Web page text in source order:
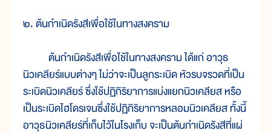
๒. ต้นกำเนิดรังสีเพื่อใช้ในทางสงคราม
ต้นกำเนิดรังสีเพื่อใช้ในทางสงคราม ได้แก่ อาวุธ
นิวเคลียร์แบบต่างๆ ไม่ว่าจะเป็นลูกระเบิด หัวรบจรวดที่เป็น
ระเบิดนิวเคลียร์ ซึ่งใช้ปฏิกิริยาการแบ่งแยกนิวเคลียส หรือ
เป็นระเบิดไฮโดรเจนซึ่งใช้ปฏิกิริยาการหลอมนิวเคลียส ทั้งนี้
อาวุธนิวเคลียร์ที่เก็บไว้ในโรงเก็บ จะเป็นต้นกำเนิดรังสีที่แผ่